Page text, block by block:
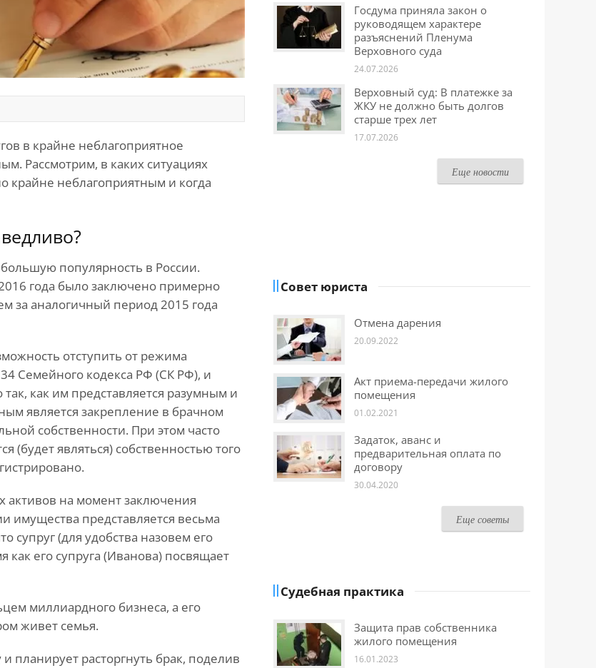
в крайне неблагоприятное
Рассмотрим, в каких ситуациях
крайне неблагоприятным и когда
популярность в России.
года было заключено примерно
за аналогичный период 2015 года
отступить от режима
Семейного кодекса РФ (СК РФ), и
как им представляется разумным и
является закрепление в брачном
собственности. При этом часто
(будет являться) собственностью того
активов на момент заключения
имущества представляется весьма
супруг (для удобства назовем его
как его супруга (Иванова) посвящает
миллиардного бизнеса, а его
живет семья.
планирует расторгнуть брак, поделив
Госдума приняла закон о
руководящем характере
разъяснений Пленума
Верховного суда
24.07.2026
Верховный суд: В платежке за
ЖКУ не должно быть долгов
старше трех лет
17.07.2026
Еще новости
Совет юриста
Отмена дарения
20.09.2022
Акт приема-передачи жилого
помещения
01.02.2021
Задаток, аванс и
предварительная оплата по
договору
30.04.2020
Еще советы
Судебная практика
Защита прав собственника
жилого помещения
16.01.2023